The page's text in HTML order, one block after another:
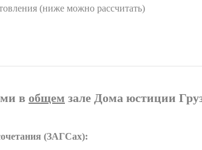
(ниже можно рассчитать)
в общем зале Дома юстиции
(ЗАГСах):